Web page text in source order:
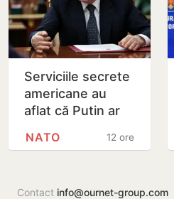
Serviciile secrete
americane au
aflat că Putin ar
cu un atac chiar în
12 ore
NATO
Contact info@ournet-group.com